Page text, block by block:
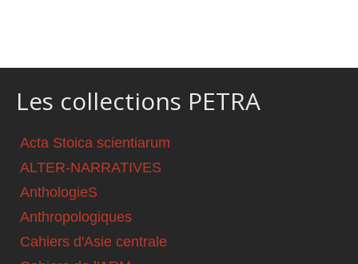
Les collections PETRA
Acta Stoica scientiarum
ALTER-NARRATIVES
AnthologieS
Anthropologiques
Cahiers d'Asie centrale